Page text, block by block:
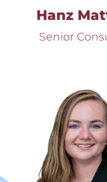
Hanz
Senior